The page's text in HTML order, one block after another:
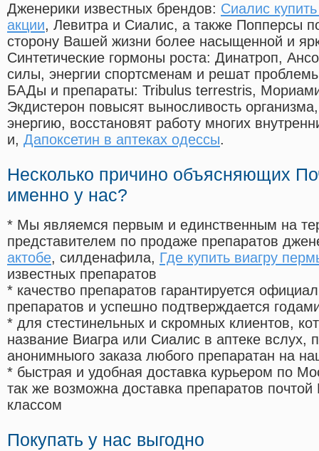
Дженерики известных брендов: Сиалис
акции, Левитра и Сиалис, а также Попперсы
сторону Вашей жизни более насыщенной и
Синтетические гормоны роста: Динатроп,
силы, энергии спортсменам и решат
БАДы и препараты: Tribulus terrestris,
Экдистерон повысят выносливость
энергию, восстановят работу многих
и, Дапоксетин в аптеках одессы.
Несколько причино объясняющих
именно у нас?
* Мы являемся первым и единственным на
представителем по продаже препаратов
актобе, силденафила, Где купить виагру
известных препаратов
* качество препаратов гарантируется
препаратов и успешно подтверждается
* для стестинельных и скромных клиентов,
название Виагра или Сиалис в аптеке вслух,
анонимныого заказа любого препаратан на
* быстрая и удобная доставка курьером по
так же возможна доставка препаратов
классом
Покупать у нас выгодно